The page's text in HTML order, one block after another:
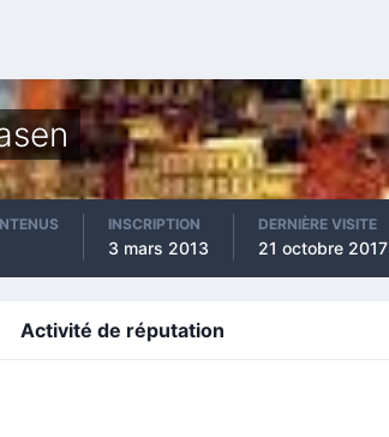
INSCRIPTION
3 mars 2013
DERNIÈRE VISITE
21 octobre 2017
Activité de réputation